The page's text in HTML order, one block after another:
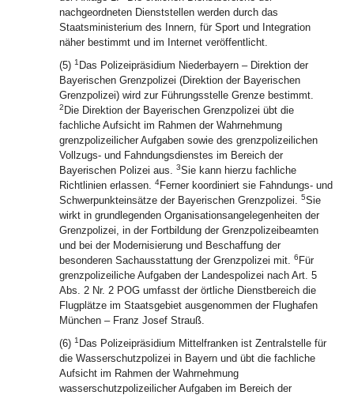
nachgeordneten Dienststellen werden durch das
Staatsministerium des Innern, für Sport und Integration
näher bestimmt und im Internet veröffentlicht.
(5) 1 Das Polizeipräsidium Niederbayern – Direktion der
Bayerischen Grenzpolizei (Direktion der Bayerischen
Grenzpolizei) wird zur Führungsstelle Grenze bestimmt.
2 Die Direktion der Bayerischen Grenzpolizei übt die
fachliche Aufsicht im Rahmen der Wahrnehmung
grenzpolizeilicher Aufgaben sowie des grenzpolizeilichen
Vollzugs- und Fahndungsdienstes im Bereich der
Bayerischen Polizei aus. 3Sie kann hierzu fachliche
Richtlinien erlassen. 4Ferner koordiniert sie Fahndungs- und
Schwerpunkteinsätze der Bayerischen Grenzpolizei. 5Sie
wirkt in grundlegenden Organisationsangelegenheiten der
Grenzpolizei, in der Fortbildung der Grenzpolizeibeamten
und bei der Modernisierung und Beschaffung der
besonderen Sachausstattung der Grenzpolizei mit. 6 Für
grenzpolizeiliche Aufgaben der Landespolizei nach Art. 5
Abs. 2 Nr. 2 POG umfasst der örtliche Dienstbereich die
Flugplätze im Staatsgebiet ausgenommen der Flughafen
München – Franz Josef Strauß.
(6) 1 Das Polizeipräsidium Mittelfranken ist Zentralstelle für
die Wasserschutzpolizei in Bayern und übt die fachliche
Aufsicht im Rahmen der Wahrnehmung
wasserschutzpolizeilicher Aufgaben im Bereich der